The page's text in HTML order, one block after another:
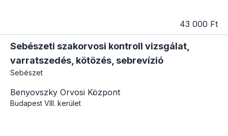
43 000 Ft
Sebészeti szakorvosi kontroll vizsgálat,
varratszedés, kötözés, sebrevízió
Sebészet
Benyovszky Orvosi Központ
Budapest VIII. kerület